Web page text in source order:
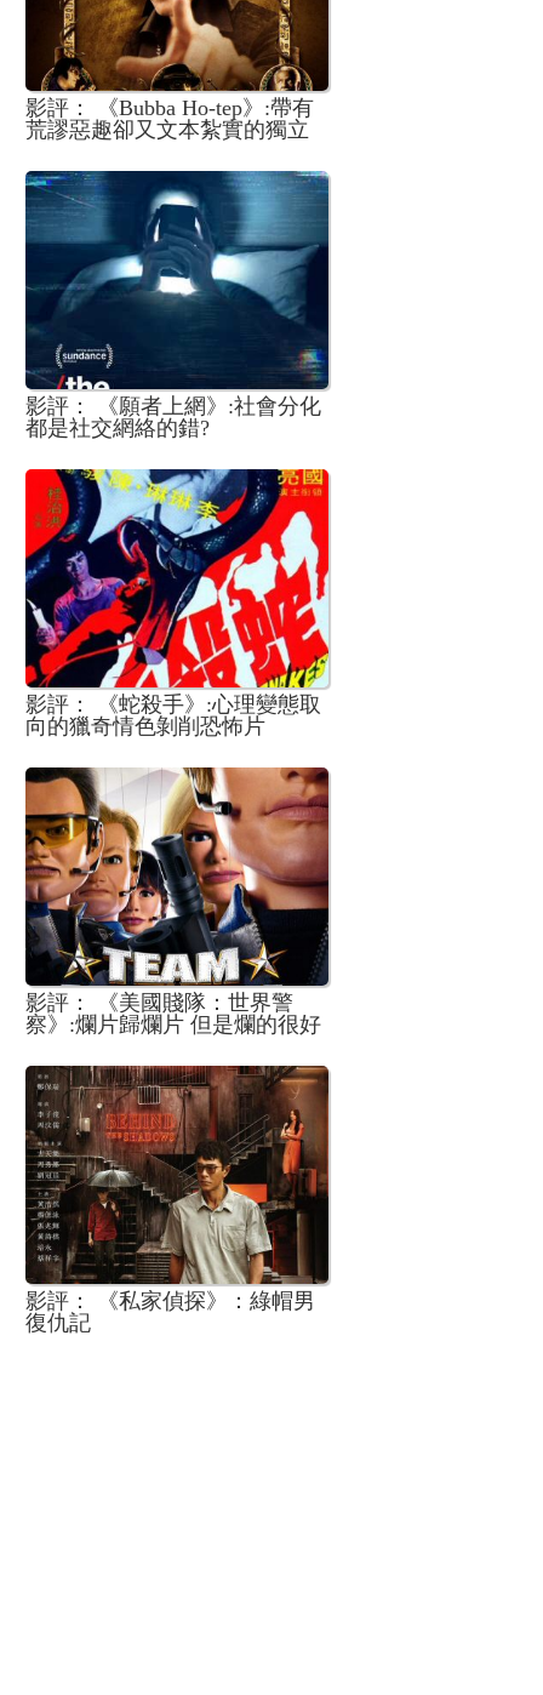
影評： 《Bubba Ho-tep》:帶有
荒謬惡趣卻又文本紮實的獨立
影評： 《願者上網》:社會分化
都是社交網絡的錯?
影評： 《蛇殺手》:心理變態取
向的獵奇情色剝削恐怖片
影評： 《美國賤隊：世界警
察》:爛片歸爛片 但是爛的很好
影評： 《私家偵探》：綠帽男
復仇記